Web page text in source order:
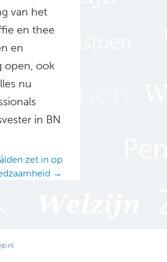
van het
en thee
en
open, ook
nu
in BN
zet in op
→